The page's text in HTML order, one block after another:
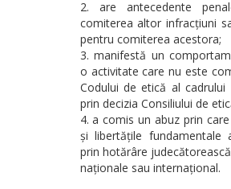
are antecedente
comiterea altor infracțiuni
pentru comiterea acestora;
manifestă un
o activitate care nu este
Codului de etică al
prin decizia Consiliului de
a comis un abuz prin
și libertățile fundamentale
prin hotărâre
naționale sau internațional.